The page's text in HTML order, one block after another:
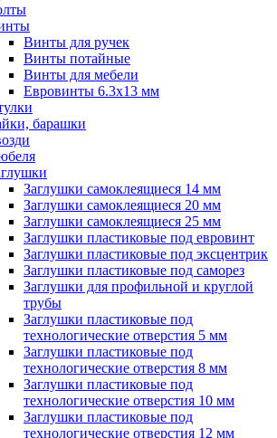
Винты для ручек
Винты потайные
Винты для мебели
Евровинты 6.3х13 мм
барашки
Заглушки самоклеящиеся 14 мм
Заглушки самоклеящиеся 20 мм
Заглушки самоклеящиеся 25 мм
Заглушки пластиковые под евровинт
Заглушки пластиковые под эксцентрик
Заглушки пластиковые под саморез
Заглушки для профильной и круглой
трубы
Заглушки пластиковые под
технологические отверстия 5 мм
Заглушки пластиковые под
технологические отверстия 8 мм
Заглушки пластиковые под
технологические отверстия 10 мм
Заглушки пластиковые под
технологические отверстия 12 мм